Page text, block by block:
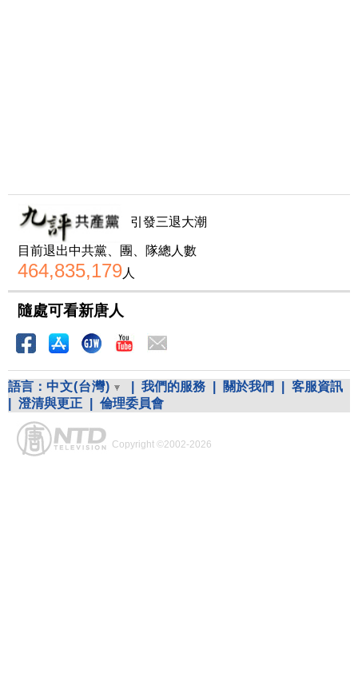
引發三退大潮
目前退出中共黨、團、隊總人數
464,835,179人
隨處可看新唐人
語言： 中文(台灣) 我們的服務 關於我們
客服資訊
澄清與更正 倫理委員會
Copyright ©2002-2026